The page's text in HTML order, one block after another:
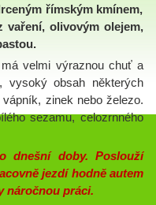
římským kmínem,
vaření, olivovým olejem,
má velmi výraznou chuť a
vysoký obsah některých
zinek nebo železo.
sezamu, celozrnného
dnešní doby. Poslouží
jezdí hodně autem
náročnou práci.